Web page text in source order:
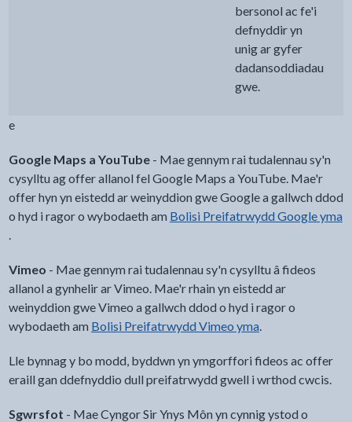
bersonol ac fe'i
defnyddir yn
unig ar gyfer
dadansoddiadau
gwe.
e
Google Maps a YouTube- Mae gennym rai tudalennau sy'n
cysylltu ag offer allanol fel Google Maps a YouTube. Mae'r
offer hyn yn eistedd ar weinyddion gwe Google a gallwch ddod
o hyd i ragor o wybodaeth am Bolisi Preifatrwydd Google yma
.
Vimeo - Mae gennym rai tudalennau sy'n cysylltu â fideos
allanol a gynhelir ar Vimeo. Mae'r rhain yn eistedd ar
weinyddion gwe Vimeo a gallwch ddod o hyd i ragor o
wybodaeth am Bolisi Preifatrwydd Vimeo yma.
Lle bynnag y bo modd, byddwn yn ymgorffori fideos ac offer
eraill gan ddefnyddio dull preifatrwydd gwell i wrthod cwcis.
Sgwrsfot - Mae Cyngor Sir Ynys Môn yn cynnig ystod o